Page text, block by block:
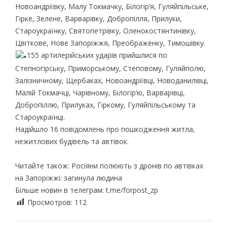
Новоандріївку, Малу Токмачку, Білогір’я, Гуляйпільське,
Гірке, Зелене, Варварівку, Добропілля, Прилуки,
Староукраїнку, Святопетрівку, Оленокостянтинівку,
Цвіткове, Нове Запоріжжя, Преображенку, Тимошівку.
155 артилерійських ударів прийшлися по
Степногірську, Приморському, Степовому, Гуляйполю,
Залізничному, Щербаках, Новоандріївці, Новоданилівці,
Малій Токмачці, Чарівному, Білогір’ю, Варварівці,
Добропіллю, Прилуках, Гіркому, Гуляйпільському та
Староукраїнці.
Надійшло 16 повідомлень про пошкодження житла,
нежитлових будівель та автівок.
Читайте також: Росіяни полюють з дронів по автівках
на Запоріжжі: загинула людина
Більше новин в телеграм: t.me/forpost_zp
Просмотров: 112